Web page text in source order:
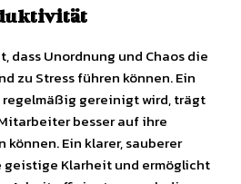
dass Unordnung und Chaos die
zu Stress führen können. Ein
regelmäßig gereinigt wird, trägt
besser auf ihre
Ein klarer, sauberer
Klarheit und ermöglicht